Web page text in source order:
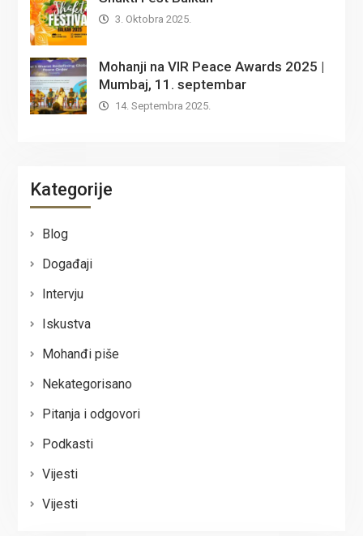
3. Oktobra 2025.
Mohanji na VIR Peace Awards 2025 |
Mumbaj, 11. septembar
14. Septembra 2025.
Kategorije
Blog
Događaji
Intervju
Iskustva
Mohanđi piše
Nekategorisano
Pitanja i odgovori
Podkasti
Vijesti
Vijesti